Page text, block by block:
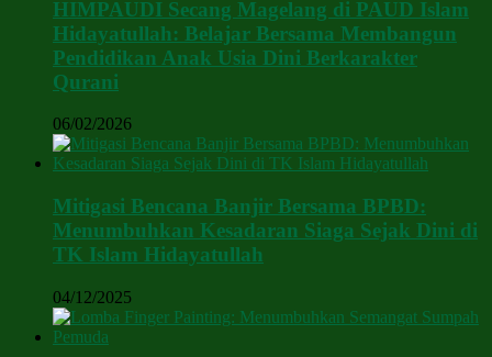
HIMPAUDI Secang Magelang di PAUD Islam
Hidayatullah: Belajar Bersama Membangun
Pendidikan Anak Usia Dini Berkarakter
Qurani
06/02/2026
Mitigasi Bencana Banjir Bersama BPBD:
Menumbuhkan Kesadaran Siaga Sejak Dini di
TK Islam Hidayatullah
04/12/2025